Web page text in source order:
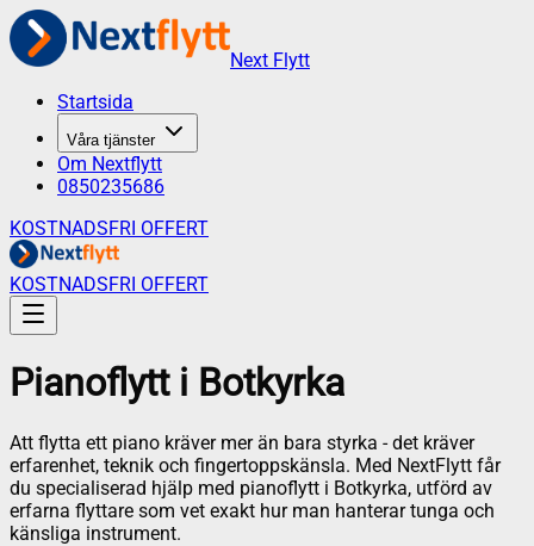
Next Flytt
Startsida
Våra tjänster
Om Nextflytt
0850235686
KOSTNADSFRI OFFERT
KOSTNADSFRI OFFERT
Pianoflytt i Botkyrka
Att flytta ett piano kräver mer än bara styrka - det kräver
erfarenhet, teknik och fingertoppskänsla. Med NextFlytt får
du specialiserad hjälp med pianoflytt i Botkyrka, utförd av
erfarna flyttare som vet exakt hur man hanterar tunga och
känsliga instrument.